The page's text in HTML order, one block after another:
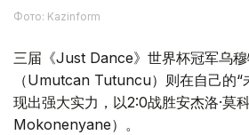
Фото: Kazinform
三届《Just Dance》世界杯冠军乌穆
（Umutcan Tutuncu）则在自己的“
现出强大实力，以2:0战胜安杰洛·莫
Mokonenyane）。